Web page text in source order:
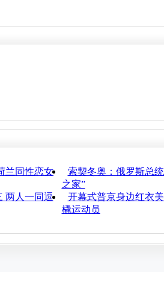
兰同性恋女
索契冬奥：俄罗斯总
之家”
两人一同逗
开幕式普京身边红衣
橇运动员